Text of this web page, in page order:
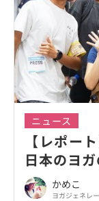
ニュース
【レポー
日本のヨ
かめこ
ヨガジェネレ